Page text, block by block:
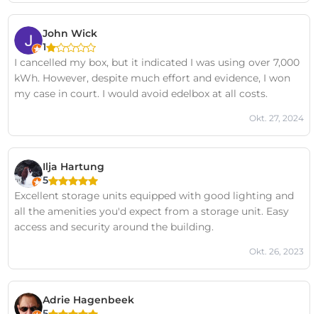
John Wick
1
I cancelled my box, but it indicated I was using over 7,000
kWh. However, despite much effort and evidence, I won
my case in court. I would avoid edelbox at all costs.
Okt. 27, 2024
Ilja Hartung
5
Excellent storage units equipped with good lighting and
all the amenities you'd expect from a storage unit. Easy
access and security around the building.
Okt. 26, 2023
Adrie Hagenbeek